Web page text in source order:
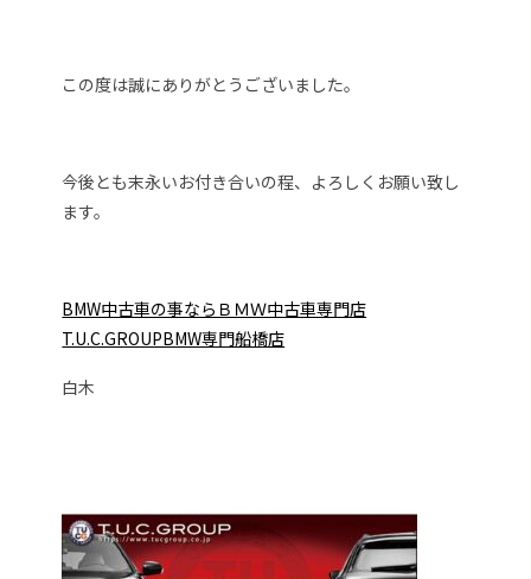
この度は誠にありがとうございました。
今後とも末永いお付き合いの程、よろしくお願い致し
ます。
BMW中古車の事ならＢＭＷ中古車専門店
T.U.C.GROUPBMW専門船橋店
白木